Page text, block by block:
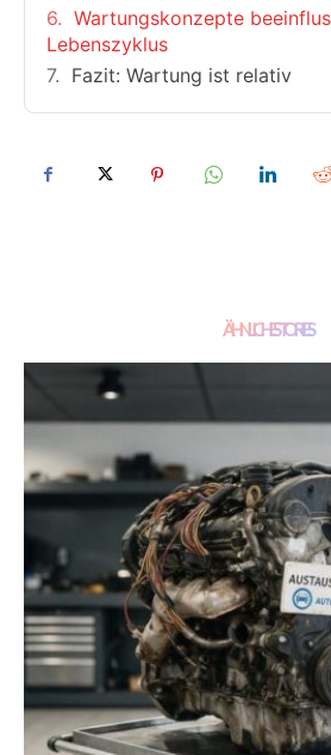
Wartungskonzepte
Lebenszyklus
Fazit: Wartung ist relativ
ÄHNLICHE STORIES